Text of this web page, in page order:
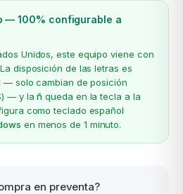
— 100% configurable a
Unidos, este equipo viene con
disposición de las letras es
— solo cambian de posición
— y lañ queda en la tecla a la
como teclado español
en menos de 1 minuto.
en preventa?